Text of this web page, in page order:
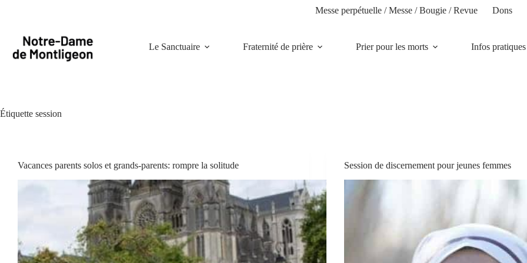
Messe perpétuelle / Messe / Bougie / Revue Dons
Le Sanctuaire Fraternité de prière Prier pour les morts Infos pratiques
Étiquette session
Vacances parents solos et grands-parents: rompre la solitude Session de discernement pour jeunes femmes